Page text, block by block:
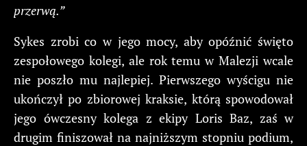
przerwą.”
Sykes zrobi co w jego mocy, aby opóźnić święto
zespołowego kolegi, ale rok temu w Malezji wcale
nie poszło mu najlepiej. Pierwszego wyścigu nie
ukończył po zbiorowej kraksie, którą spowodował
jego ówczesny kolega z ekipy Loris Baz, zaś w
drugim finiszował na najniższym stopniu podium,